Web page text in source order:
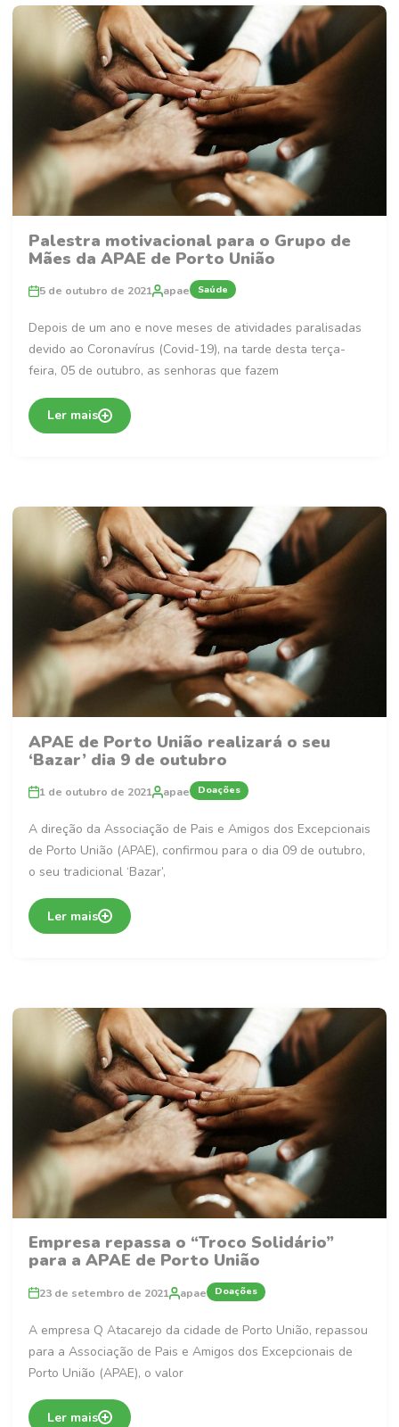
Palestra motivacional para o Grupo de
Mães da APAE de Porto União
5 de outubro de 2021 apae Saúde
Depois de um ano e nove meses de atividades paralisadas
devido ao Coronavírus (Covid-19), na tarde desta terça-
feira, 05 de outubro, as senhoras que fazem
Ler mais
APAE de Porto União realizará o seu
‘Bazar’ dia 9 de outubro
1 de outubro de 2021 apae Doações
A direção da Associação de Pais e Amigos dos Excepcionais
de Porto União (APAE), confirmou para o dia 09 de outubro,
o seu tradicional ‘Bazar’,
Ler mais
Empresa repassa o “Troco Solidário”
para a APAE de Porto União
23 de setembro de 2021 apae Doações
A empresa Q Atacarejo da cidade de Porto União, repassou
para a Associação de Pais e Amigos dos Excepcionais de
Porto União (APAE), o valor
Ler mais